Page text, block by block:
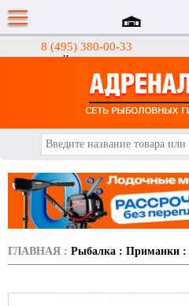
8 (495) 380-00-33
Интернет-магазин
ГЛАВНАЯ : Рыбалка : Приманки :